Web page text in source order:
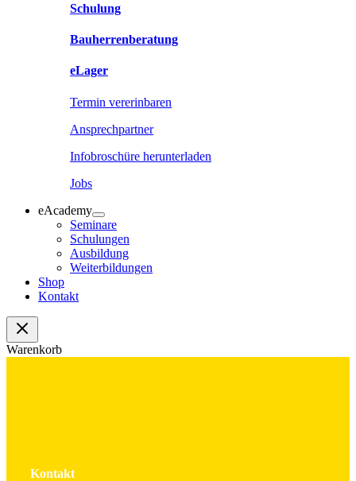
Schulung
Bauherrenberatung
eLager
Termin vererinbaren
Ansprechpartner
Infobroschüre herunterladen
Jobs
eAcademy
Seminare
Schulungen
Ausbildung
Weiterbildungen
Shop
Kontakt
Warenkorb
Kontakt